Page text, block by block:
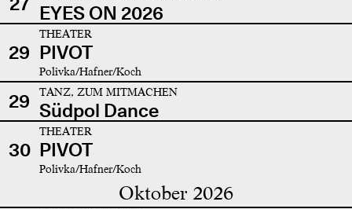
EYES ON 2026
29
THEATER
PIVOT
Polivka/Hafner/Koch
29 TANZ, ZUM MITMACHEN
Südpol Dance
30
THEATER
PIVOT
Polivka/Hafner/Koch
Oktober 2026